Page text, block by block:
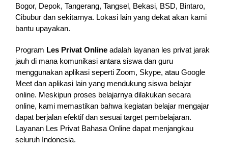
Bogor, Depok, Tangerang, Tangsel, Bekasi, BSD, Bintaro,
Cibubur dan sekitarnya. Lokasi lain yang dekat akan kami
bantu upayakan.
Program Les Privat Online adalah layanan les privat jarak
jauh di mana komunikasi antara siswa dan guru
menggunakan aplikasi seperti Zoom, Skype, atau Google
Meet dan aplikasi lain yang mendukung siswa belajar
online. Meskipun proses belajarnya dilakukan secara
online, kami memastikan bahwa kegiatan belajar mengajar
dapat berjalan efektif dan sesuai target pembelajaran.
Layanan Les Privat Bahasa Online dapat menjangkau
seluruh Indonesia.